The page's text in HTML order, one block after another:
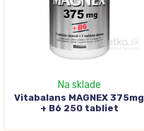
Na sklade
Vitabalans MAGNEX 375mg
+ B6 250 tabliet